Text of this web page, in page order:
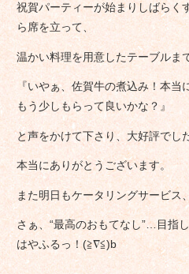
祝賀パーティーが始まりしばらく
ら席を立って、
温かい料理を用意したテーブルま
『いやぁ、佐賀牛の煮込み！本
もう少しもらって良いかな？』
と声をかけて下さり、大好評でし
本当にありがとうございます。
また明日もケータリングサービス
さぁ、“最高のおもてなし”…目指
はやふるっ！(≧∇≦)b